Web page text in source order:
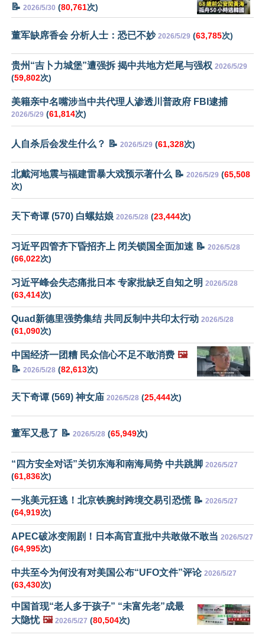
📝 2026/5/30 (80,761次)
董军缺席香会 分析人士：恐已不妙 2026/5/29 (63,785次)
贵州“吉卜力城堡”遭强拆 揭中共地方烂尾与强权 2026/5/29
(59,802次)
美籍亲中名嘴涉当中共代理人渗透川普政府 FBI逮捕
2026/5/29 (61,814次)
人自杀后会发生什么？ 📝 2026/5/29 (61,328次)
北戴河地震与福建雷暴大戏预示著什么 📝 2026/5/29 (65,508
次)
天下奇谭 (570) 白螺姑娘 2026/5/28 (23,444次)
习近平四管齐下昏招齐上 闭关锁国全面加速 📝 2026/5/28
(66,022次)
习近平峰会失态痛批日本 专家批缺乏自知之明 2026/5/28
(63,414次)
Quad新德里强势集结 共同反制中共印太行动 2026/5/28
(61,090次)
中国经济一团糟 民众信心不足不敢消费 🖼️
📝 2026/5/28 (82,613次)
天下奇谭 (569) 神女庙 2026/5/28 (25,444次)
董军又悬了 📝 2026/5/28 (65,949次)
“四方安全对话”关切东海和南海局势 中共跳脚 2026/5/27
(61,836次)
一兆美元狂逃！北京铁腕封跨境交易引恐慌 📝 2026/5/27
(64,919次)
APEC破冰变闹剧！日本高官直批中共敢做不敢当 2026/5/27
(64,995次)
中共至今为何没有对美国公布“UFO文件”评论 2026/5/27
(63,430次)
中国首现“老人多于孩子” “未富先老”成最
大隐忧 🖼️ 2026/5/27 (80,504次)